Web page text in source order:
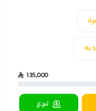
135,000
تبرع